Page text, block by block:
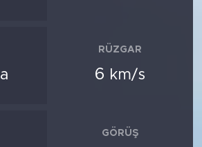
RÜZGAR
6 km/s
GÖRÜŞ